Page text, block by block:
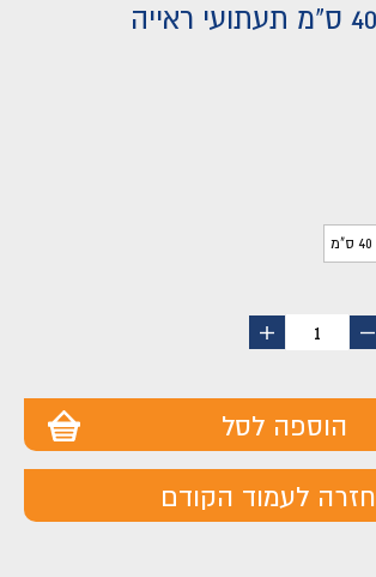
לוח קיר 40*40 ס"מ תעתועי ראייה
החסר
1
הוסף
הוספה לסל
חזרה לעמוד הקודם